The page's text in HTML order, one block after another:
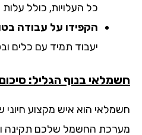
כל העלויות, כולל עלות
הקפידו על עבודה בטוחה.
יעבוד תמיד עם כלים
בנוף הגליל: סיכום
הוא איש מקצוע חיוני
החשמל שלכם תקינה